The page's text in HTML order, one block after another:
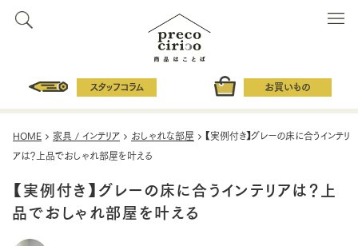
スタッフコラム お買いもの
HOME 家具 / インテリア おしゃれな部屋
【実例付き】グレーの床に合うインテリ
アは？上品でおしゃれ部屋を叶える
【実例付き】グレーの床に合うインテリアは？上
品でおしゃれ部屋を叶える